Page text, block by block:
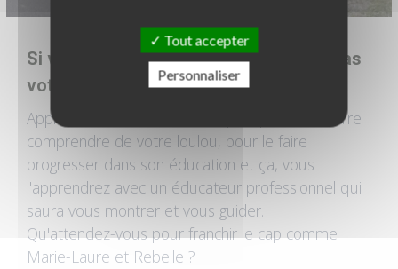
Si votre chien est compliqué, ce n'est pas
votre faute
Apprendre les bonnes techniques pour vous faire
comprendre de votre loulou, pour le faire
progresser dans son éducation et ça, vous
l'apprendrez avec un éducateur professionnel qui
saura vous montrer et vous guider.
Qu'attendez-vous pour franchir le cap comme
Marie-Laure et Rebelle ?
Tout accepter
Personnaliser